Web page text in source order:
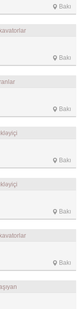
Bakı
Bakı
Bakı
Bakı
Bakı
Bakı